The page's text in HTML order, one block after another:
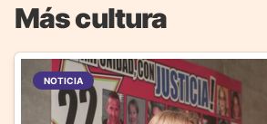
Más cultura
NOTICIA